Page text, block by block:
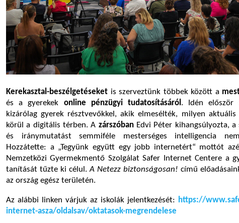
Kerekasztal-beszélgetéseket is szerveztünk többek között a
és a gyerekek online pénzügyi tudatosításáról . Idén először
kizárólag gyerek résztvevőkkel, akik elmesélték, milyen
körül a digitális térben. A zárszóban Edvi Péter kihangsúlyozta,
és iránymutatást semmiféle mesterséges intelligencia
Hozzátette: a „Tegyünk együtt egy jobb internetért“ mottót
Nemzetközi Gyermekmentő Szolgálat Safer Internet Centere a
tanítását tűzte ki célul.A Netezz biztonságosan! című
az ország egész területén.
Az alábbi linken várjuk az iskolák jelentkezését: https://
internet-asza/oldalsav/oktatasok-megrendelese